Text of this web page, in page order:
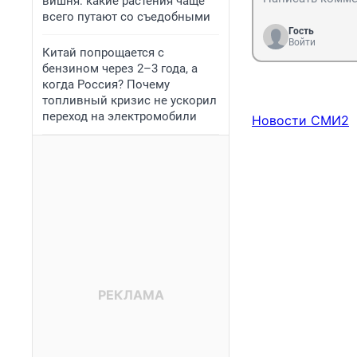
всего путают со съедобными
Китай попрощается с
бензином через 2–3 года, а
когда Россия? Почему
топливный кризис не ускорил
переход на электромобили
Гость
Войти
Новости СМИ2